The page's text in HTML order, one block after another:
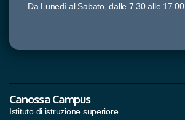
Da Lunedì al Sabato, dalle 7.30 alle 17.00
Canossa Campus
Istituto di istruzione superiore